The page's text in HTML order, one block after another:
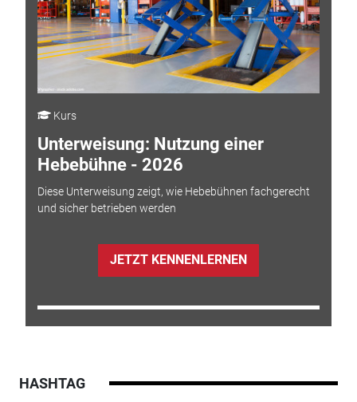
Kurs
Unterweisung: Nutzung einer
Hebebühne - 2026
Diese Unterweisung zeigt, wie Hebebühnen fachgerecht
und sicher betrieben werden
JETZT KENNENLERNEN
HASHTAG